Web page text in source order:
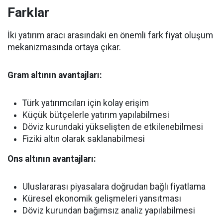
Farklar
İki yatırım aracı arasındaki en önemli fark fiyat oluşum
mekanizmasında ortaya çıkar.
Gram altının avantajları:
Türk yatırımcıları için kolay erişim
Küçük bütçelerle yatırım yapılabilmesi
Döviz kurundaki yükselişten de etkilenebilmesi
Fiziki altın olarak saklanabilmesi
Ons altının avantajları:
Uluslararası piyasalara doğrudan bağlı fiyatlama
Küresel ekonomik gelişmeleri yansıtması
Döviz kurundan bağımsız analiz yapılabilmesi